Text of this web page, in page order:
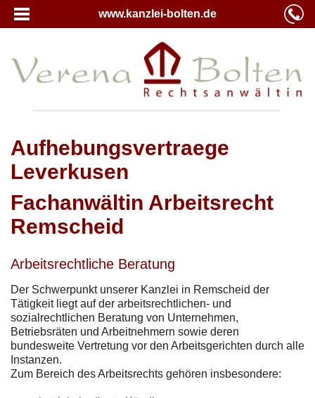
www.kanzlei-bolten.de
Aufhebungsvertraege
Leverkusen
Fachanwältin Arbeitsrecht
Remscheid
Arbeitsrechtliche Beratung
Der Schwerpunkt unserer Kanzlei in Remscheid der
Tätigkeit liegt auf der arbeitsrechtlichen- und
sozialrechtlichen Beratung von Unternehmen,
Betriebsräten und Arbeitnehmern sowie deren
bundesweite Vertretung vor den Arbeitsgerichten durch alle
Instanzen.
Zum Bereich des Arbeitsrechts gehören insbesondere: